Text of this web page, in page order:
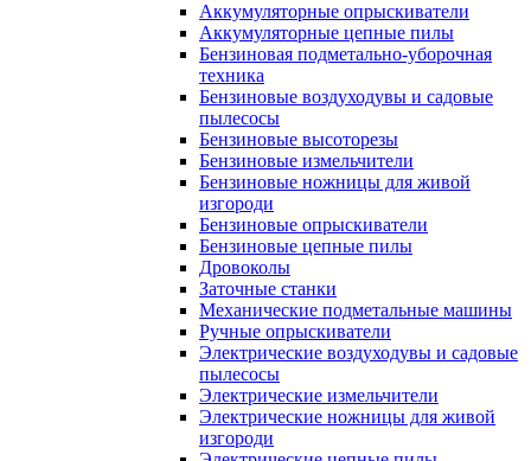
Аккумуляторные опрыскиватели
Аккумуляторные цепные пилы
Бензиновая подметально-уборочная
техника
Бензиновые воздуходувы и садовые
пылесосы
Бензиновые высоторезы
Бензиновые измельчители
Бензиновые ножницы для живой
изгороди
Бензиновые опрыскиватели
Бензиновые цепные пилы
Дровоколы
Заточные станки
Механические подметальные машины
Ручные опрыскиватели
Электрические воздуходувы и садовые
пылесосы
Электрические измельчители
Электрические ножницы для живой
изгороди